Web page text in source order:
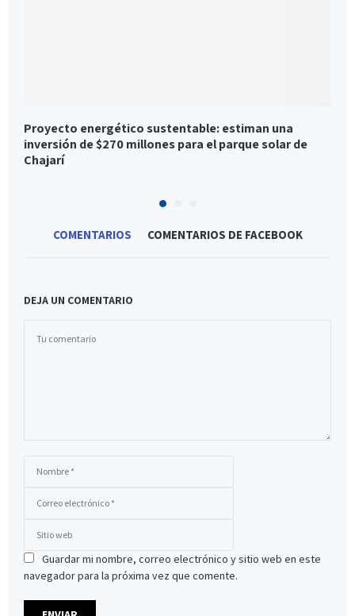
Proyecto energético sustentable: estiman una
inversión de $270 millones para el parque solar de
Chajarí
COMENTARIOS COMENTARIOS DE FACEBOOK
DEJA UN COMENTARIO
Guardar mi nombre, correo electrónico y sitio web en este
navegador para la próxima vez que comente.